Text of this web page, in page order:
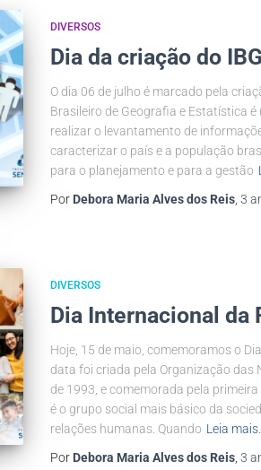
DIVERSOS
Dia da criação do
O dia 06 de julho é marcado pela
Brasileiro de Geografia e Estatística é
realizar o levantamento de
caracterizar o país e a população
para o planejamento e para a gestão
Por Debora Maria Alves dos Reis 3
DIVERSOS
Dia Internacional da
Hoje, 15 de maio, comemoramos o
data foi criada pela Organização das
de 1993, e comemorada pela
é o grupo social mais básico da
relações humanas. Quando Leia mais…
Por Debora Maria Alves dos Reis 3